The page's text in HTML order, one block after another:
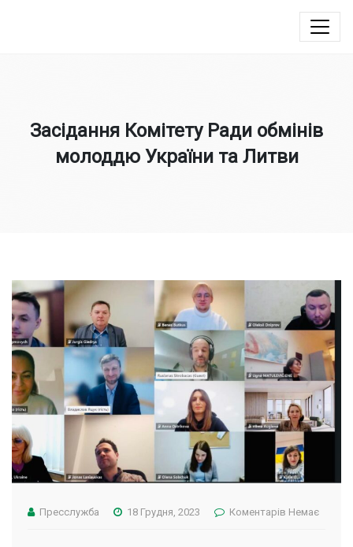
Засідання Комітету Ради обмінів
молоддю України та Литви
Пресслужба 18 Грудня, 2023 Коментарів Немає